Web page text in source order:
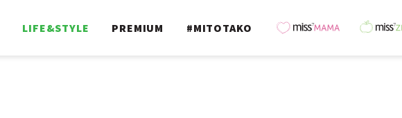
LIFE&STYLE PREMIUM #MITOTAKO